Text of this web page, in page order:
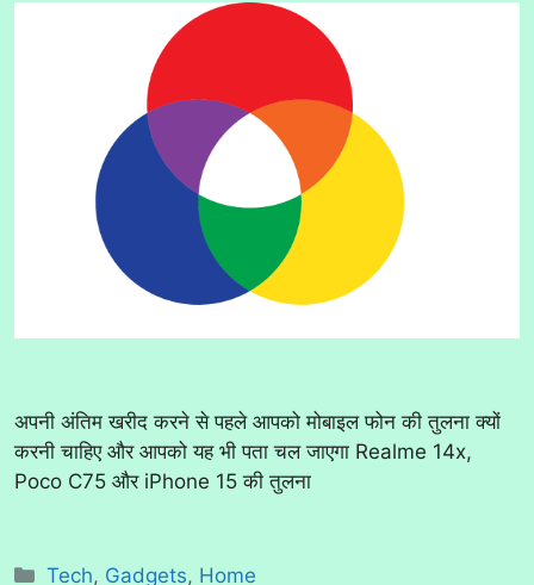
अपनी अंतिम खरीद करने से पहले आपको मोबाइल फोन की तुलना क्यों
करनी चाहिए और आपको यह भी पता चल जाएगा Realme 14x,
Poco C75 और iPhone 15 की तुलना
Categories
Tech, Gadgets, Home